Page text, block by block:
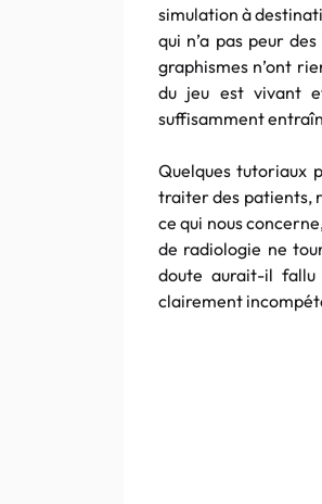
simulation à
qui n’a pas peur
graphismes n’ont
du jeu est vivant
suffisamment
Quelques tutoriaux
traiter des patients,
ce qui nous
de radiologie ne
doute aurait-il
clairement